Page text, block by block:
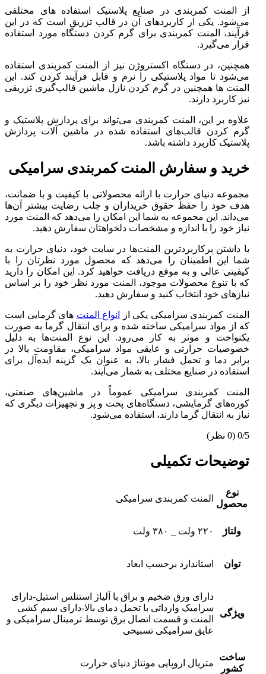
از المنت کمربندی در صنایع پلاستیک استفاده های مختلفی
می‌شود. یکی از کاربردهای آن در قالب تزریق است که در این
فرآیند، المنت کمربندی برای گرم کردن دستگاه مورد استفاده
قرار می‌گیرد.
همچنین، در دستگاه اکستروژن نیز از المنت کمربندی استفاده
می‌شود تا مواد پلاستیکی را نرم و قابل فرآیند کردن کند. این
المنت ها همچنین در گرم کردن نازل ماشین قالب‌گیری تزریقی
نیز کاربرد دارند.
علاوه بر این، المنت کمربندی می‌تواند برای پردازش پلاستیک و
گرم کردن قالب‌های استفاده شده در ماشین آلات پردازش
پلاستیک کاربرد داشته باشد.
خرید و سفارش المنت کمربندی سرامیکی
مجموعه دنیای حرارت با ارائه محصولاتی با کیفیت و با ضمانت،
هدف خود را حفظ حقوق خریداران و جلب رضایت بیشتر آن‌ها
می‌داند. این مجموعه به شما این امکان را می‌دهد که المنت مورد
نیاز خود را با اندازه و مشخصات دلخواهتان سفارش دهید.
با داشتن پرکاربردترین المنت‌ها در سایت خود، دنیای حرارت به
شما این اطمینان را می‌دهد که محصول مورد نظرتان را با
کیفیتی عالی و به موقع دریافت خواهید کرد. این امکان را دارید
که با تنوع محصولات موجود، المنت مورد نظر خود را بر اساس
نیازهای خود انتخاب کنید و سفارش دهید.
المنت کمربندی سرامیکی یکی از انواع المنت های گرمایی است
که از مواد سرامیکی ساخته شده و برای انتقال گرما به صورت
یکنواخت و موثر به کار می‌رود. این نوع المنت‌ها به دلیل
خصوصیات حرارتی و عایقی مواد سرامیکی، مقاومت بالا در
برابر دما و تحمل فشار بالا، به عنوان یک گزینه ایده‌آل برای
استفاده در صنایع مختلف به شمار می‌آیند.
المنت کمربندی سرامیکی عموماً در ماشین‌های صنعتی،
کوره‌های گرمایشی، دستگاه‌های پخت و پز و تجهیزات دیگری که
نیاز به انتقال گرما دارند، استفاده می‌شود.
0/5 (0 نظر)
توضیحات تکمیلی
نوع
محصول
المنت کمربندی سرامیکی
ولتاژ ۲۲۰ ولت _ ۳۸۰ ولت
توان استاندارد برحسب ابعاد
ویژگی
دارای ورق ضخیم و براق با آلیاژ استنلس استیل-دارای
سرامیک وارداتی با تحمل دمای بالا-دارای سیم کشی
المنت و قسمت اتصال برق توسط ترمینال سرامیکی و
عایق سرامیکی تسبیحی
ساخت
کشور
متریال اروپایی مونتاژ دنیای حرارت